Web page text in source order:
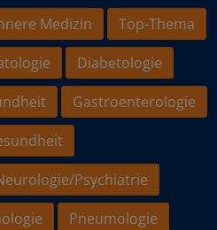
Medizin
Top-Thema
Diabetologie
Gastroenterologie
Psychiatrie
Pneumologie